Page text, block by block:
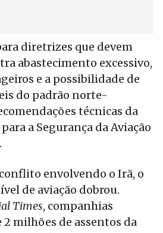
diretrizes que devem
abastecimento excessivo,
e a possibilidade de
do padrão norte-
técnicas da
a Segurança da Aviação
envolvendo o Irã, o
de aviação dobrou.
Times, companhias
milhões de assentos da